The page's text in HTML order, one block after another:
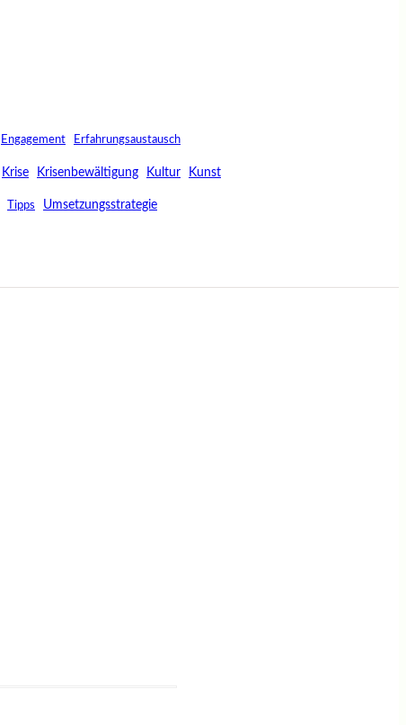
Engagement Erfahrungsaustausch
Krise Krisenbewältigung Kultur Kunst
Tipps Umsetzungsstrategie